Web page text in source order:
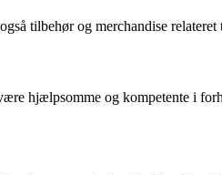
tilbehør og merchandise relateret
hjælpsomme og kompetente i